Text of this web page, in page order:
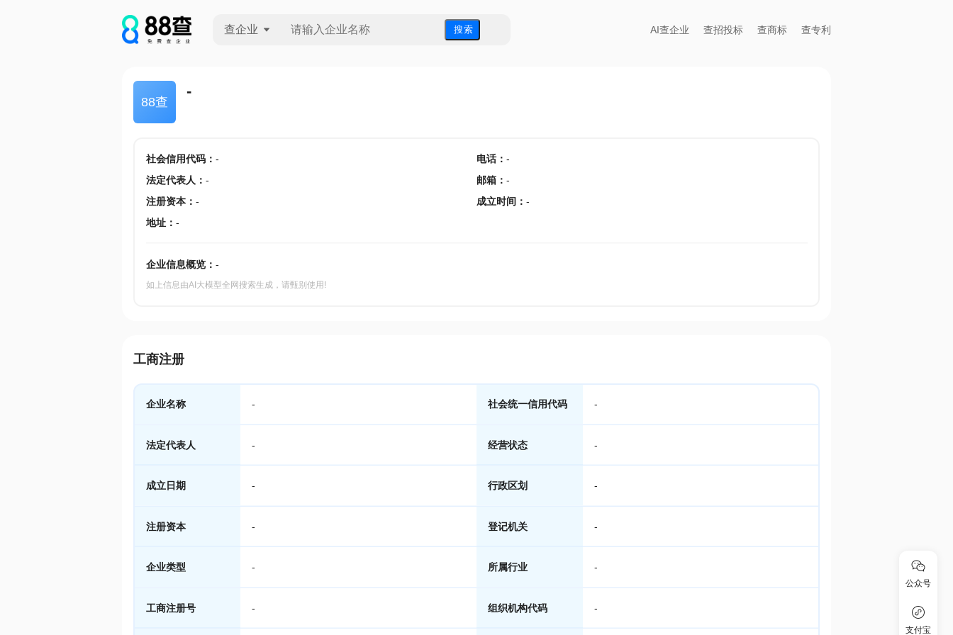
查企业 搜 索 AI查企业 查招投标 查商标 查专利
88查
-
社会信用代码： - 电话： -
法定代表人 ： - 邮箱 ： -
注册资本： - 成立时间 ： -
地址： -
企业信息概览： -
如上信息由AI大模型全网搜索生成，请甄别使用!
工商注册
企业名称 - 社会统一信用代码 -
法定代表人 - 经营状态 -
成立日期 - 行政区划 -
注册资本 - 登记机关 -
企业类型 - 所属行业 -
工商注册号 - 组织机构代码 -
公众号
支付宝